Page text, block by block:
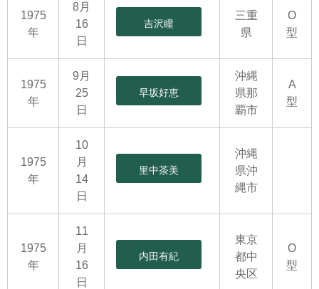
1975
年
8月
16
日
吉沢瞳
三重
県
O
型
1975
年
9月
25
日
早坂好恵
沖縄
県那
覇市
A
型
1975
年
10
月
14
日
里中茶美
沖縄
県沖
縄市
1975
年
11
月
16
日
内田有紀
東京
都中
央区
O
型